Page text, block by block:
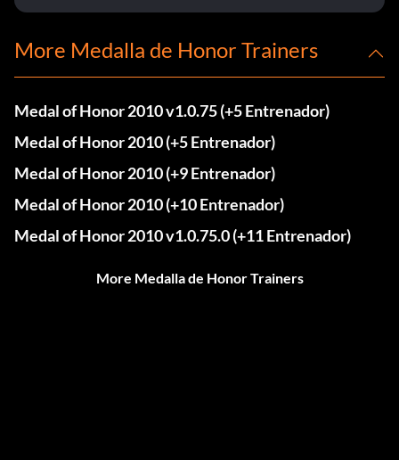
More Medalla de Honor Trainers
Medal of Honor 2010 v1.0.75 (+5 Entrenador)
Medal of Honor 2010 (+5 Entrenador)
Medal of Honor 2010 (+9 Entrenador)
Medal of Honor 2010 (+10 Entrenador)
Medal of Honor 2010 v1.0.75.0 (+11 Entrenador)
More Medalla de Honor Trainers